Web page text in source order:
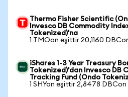
Thermo Fisher Scientific
Invesco DB Commodity
Tokenized)'na
1 TMOon eşittir 20,1160
iShares 1-3 Year Treasury
Tokenized)'dan Invesco DB
Tracking Fund (Ondo
1 SHYon eşittir 2,8478 DBCon